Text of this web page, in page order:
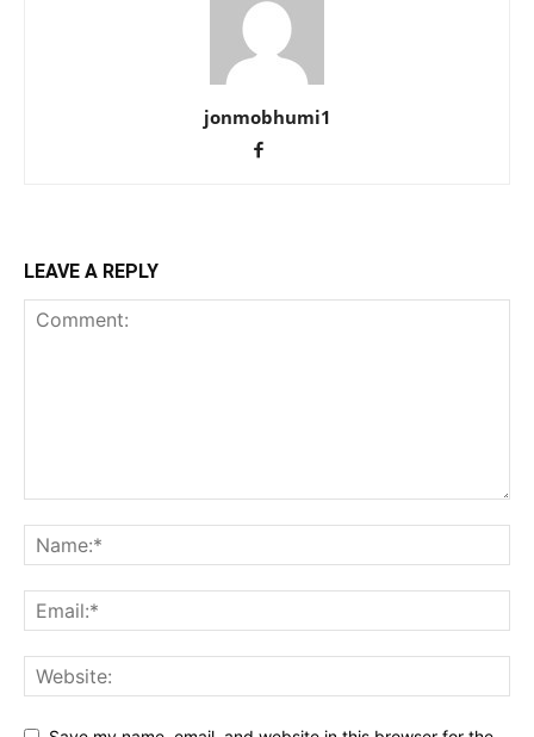
jonmobhumi1
LEAVE A REPLY